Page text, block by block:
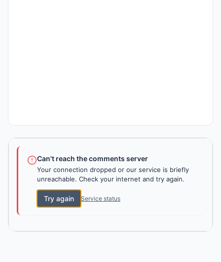
Can't reach the comments server
Your connection dropped or our service is briefly
unreachable. Check your internet and try again.
Try again Service status